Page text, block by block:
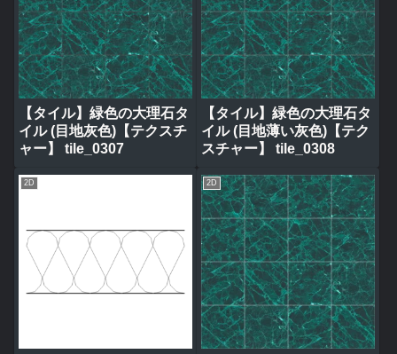
【タイル】緑色の大理石タ
イル (目地灰色)【テクスチ
ャー】 tile_0307
【タイル】緑色の大理石タ
イル (目地薄い灰色)【テク
スチャー】 tile_0308
2D 2D